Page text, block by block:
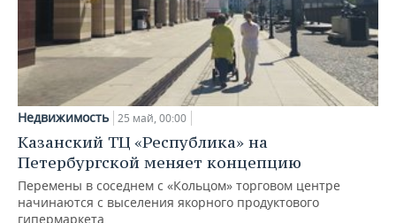
Недвижимость 25 май, 00:00
Казанский ТЦ «Республика» на
Петербургской меняет концепцию
Перемены в соседнем с «Кольцом» торговом центре
начинаются с выселения якорного продуктового
гипермаркета